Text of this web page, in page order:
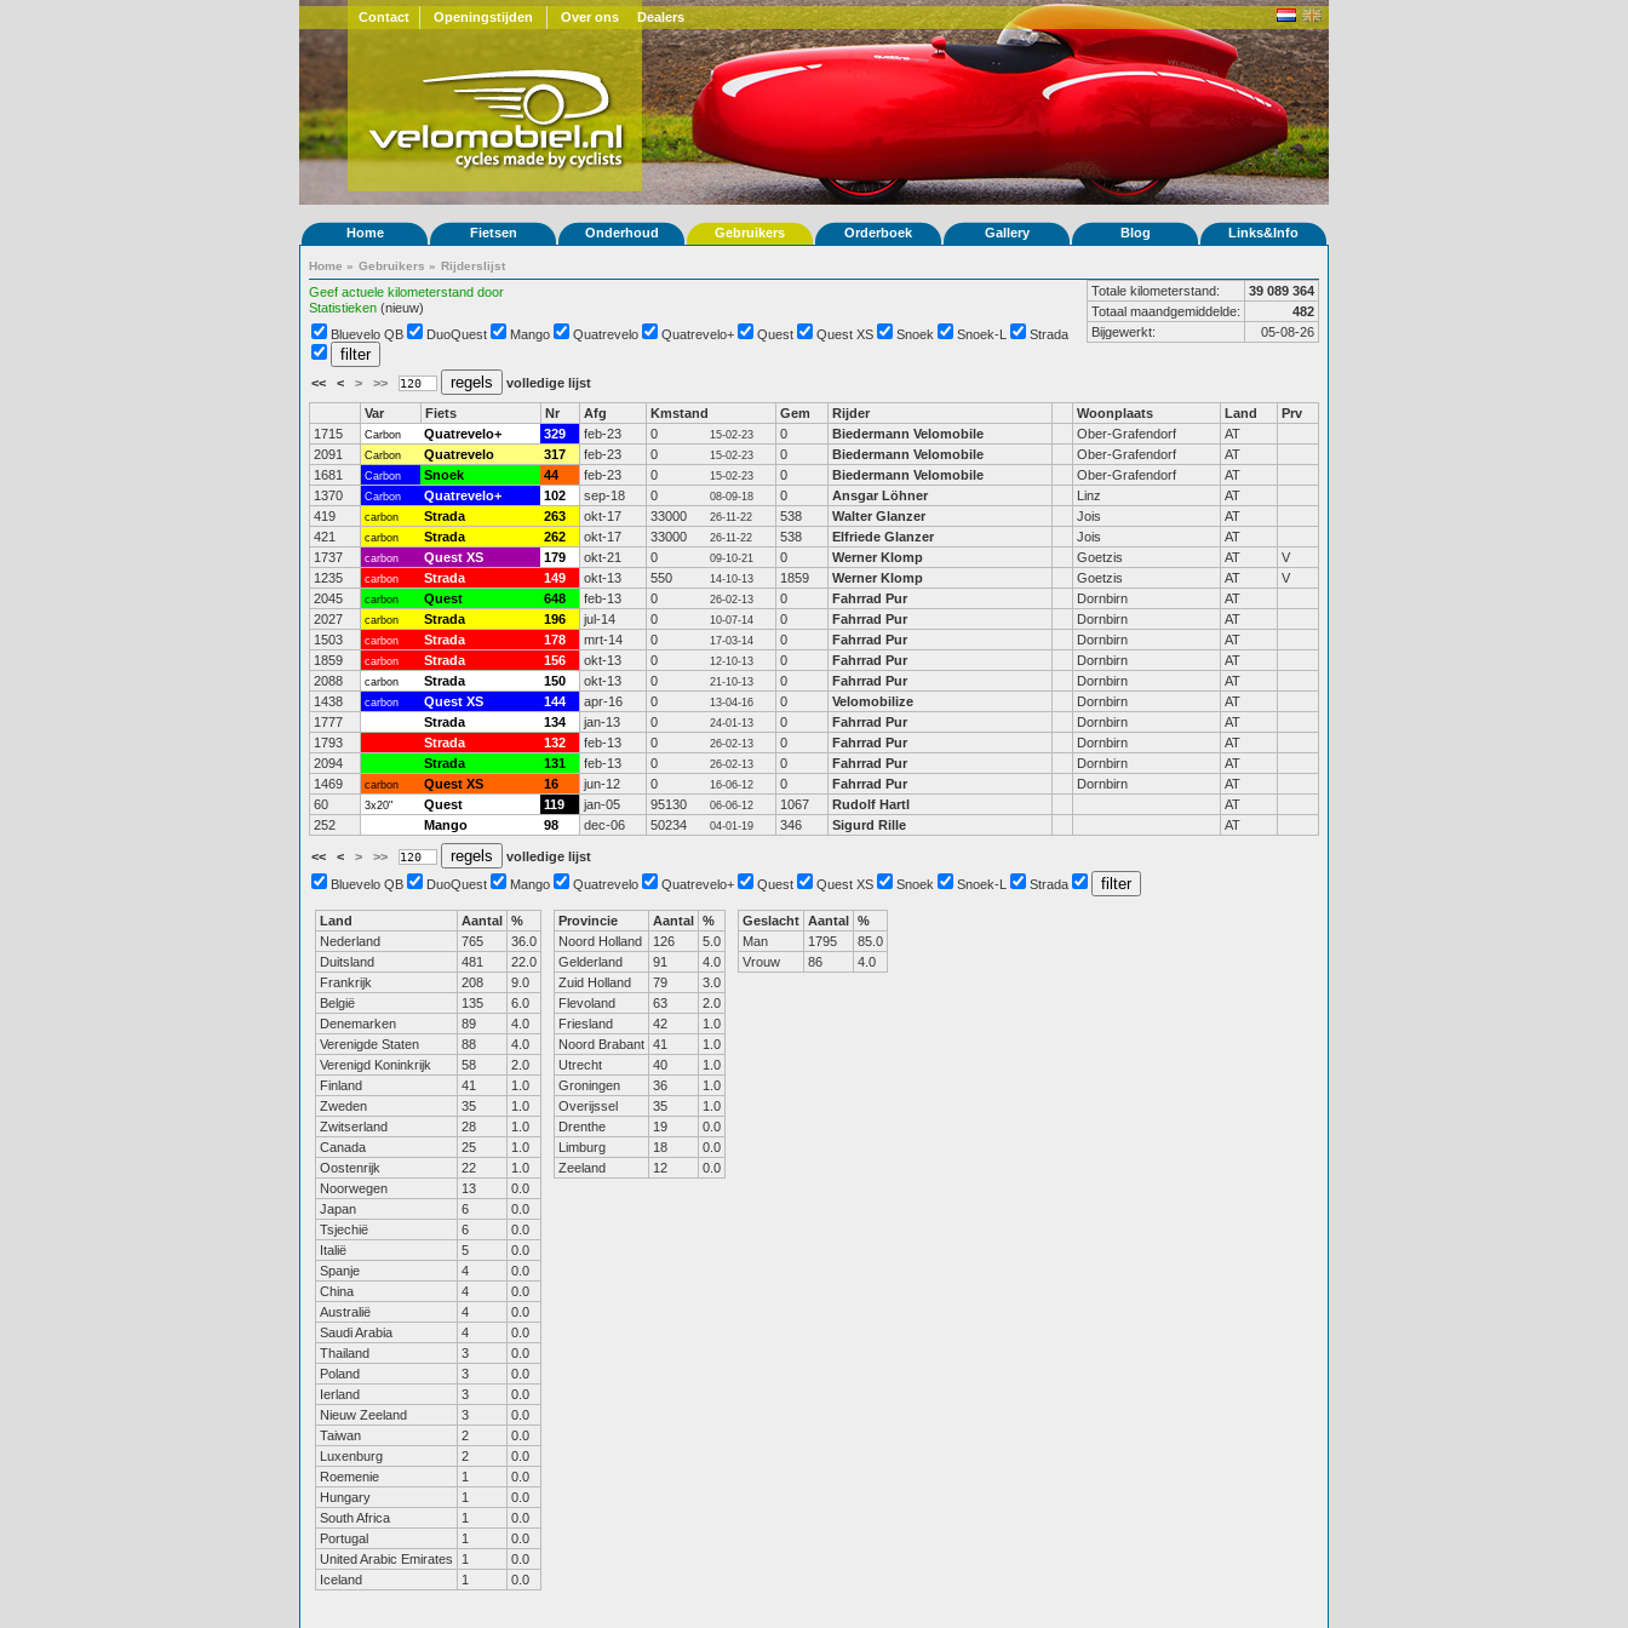
Contact Openingstijden Over ons Dealers
Home Fietsen Onderhoud Gebruikers Orderboek Gallery Blog Links&Info
Home » Gebruikers » Rijderslijst
Geef actuele kilometerstand door
Statistieken (nieuw)
Totale kilometerstand:
39 089 364
Totaal maandgemiddelde:
482
Bijgewerkt:
05-08-26
Bluevelo QB DuoQuest Mango Quatrevelo Quatrevelo+ Quest Quest XS Snoek Snoek-L Strada
<< < > >> volledige lijst
Var Fiets Nr Afg Kmstand Gem Rijder Woonplaats Land
Prv
1715
Carbon Quatrevelo+ 329 feb-23 0 15-02-23 0 Biedermann Velomobile Ober-Grafendorf
AT
2091
Carbon Quatrevelo 317 feb-23 0 15-02-23 0 Biedermann Velomobile Ober-Grafendorf
AT
1681
Carbon Snoek 44 feb-23 0 15-02-23 0 Biedermann Velomobile Ober-Grafendorf
AT
1370
Carbon Quatrevelo+ 102 sep-18 0 08-09-18 0 Ansgar Löhner Linz
AT
419
carbon Strada 263 okt-17 33000 26-11-22 538 Walter Glanzer Jois
AT
421
carbon Strada 262 okt-17 33000 26-11-22 538 Elfriede Glanzer Jois
AT
1737
carbon Quest XS 179 okt-21 0 09-10-21 0 Werner Klomp Goetzis AT
V
1235
carbon Strada 149 okt-13 550 14-10-13 1859 Werner Klomp Goetzis AT
V
2045
carbon Quest 648 feb-13 0 26-02-13 0 Fahrrad Pur Dornbirn
AT
2027
carbon Strada 196 jul-14 0 10-07-14 0 Fahrrad Pur Dornbirn
AT
1503
carbon Strada 178 mrt-14 0 17-03-14 0 Fahrrad Pur Dornbirn
AT
1859
carbon Strada 156 okt-13 0 12-10-13 0 Fahrrad Pur Dornbirn
AT
2088
carbon Strada 150 okt-13 0 21-10-13 0 Fahrrad Pur Dornbirn
AT
1438
carbon Quest XS 144 apr-16 0 13-04-16 0 Velomobilize Dornbirn
AT
1777
Strada 134 jan-13 0 24-01-13 0 Fahrrad Pur Dornbirn
AT
1793
Strada 132 feb-13 0 26-02-13 0 Fahrrad Pur Dornbirn
AT
2094
Strada 131 feb-13 0 26-02-13 0 Fahrrad Pur Dornbirn
AT
1469
carbon Quest XS 16 jun-12 0 16-06-12 0 Fahrrad Pur Dornbirn
AT
60
3x20" Quest 119 jan-05 95130 06-06-12 1067 Rudolf Hartl
AT
252
Mango 98 dec-06 50234 04-01-19 346 Sigurd Rille AT
<< < > >>
volledige lijst
Bluevelo QB
DuoQuest Mango Quatrevelo Quatrevelo+ Quest Quest XS Snoek Snoek-L Strada
Land Aantal %
Nederland
765
36.0
Duitsland
481
22.0
Frankrijk
208
9.0
België
135
6.0
Denemarken
89
4.0
Verenigde Staten
88
4.0
Verenigd Koninkrijk
58
2.0
Finland
41
1.0
Zweden
35
1.0
Zwitserland
28
1.0
Canada
25
1.0
Oostenrijk
22
1.0
Noorwegen
13
0.0
Japan
6
0.0
Tsjechië
6
0.0
Italië
5
0.0
Spanje
4
0.0
China
4
0.0
Australië
4
0.0
Saudi Arabia
4
0.0
Thailand
3
0.0
Poland
3
0.0
Ierland
3
0.0
Nieuw Zeeland
3
0.0
Taiwan
2
0.0
Luxenburg
2
0.0
Roemenie
1
0.0
Hungary
1
0.0
South Africa
1
0.0
Portugal
1
0.0
United Arabic Emirates
1
0.0
Iceland
1 0.0
Provincie Aantal %
Noord Holland
126
5.0
Gelderland
91
4.0
Zuid Holland
79
3.0
Flevoland
63
2.0
Friesland
42
1.0
Noord Brabant 41
1.0
Utrecht
40
1.0
Groningen
36
1.0
Overijssel
35
1.0
Drenthe
19
0.0
Limburg
18
0.0
Zeeland
12 0.0
Geslacht Aantal %
Man
1795
85.0
Vrouw
86 4.0